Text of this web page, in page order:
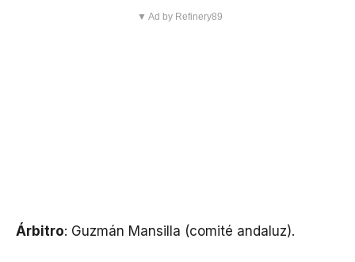
▼ Ad by Refinery89
Árbitro: Guzmán Mansilla (comité andaluz).